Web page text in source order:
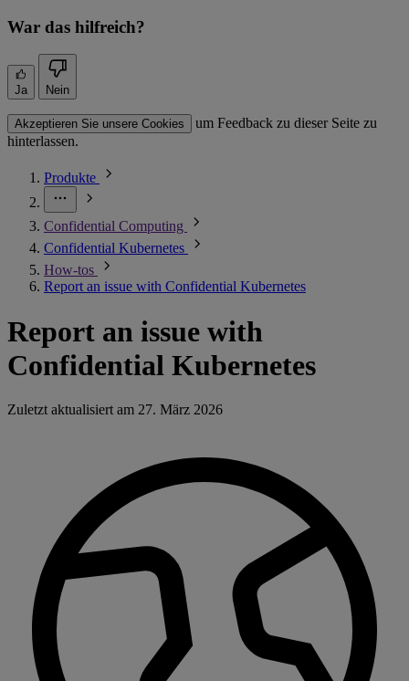
War das hilfreich?
Ja Nein
Akzeptieren Sie unsere Cookies
um Feedback zu dieser Seite zu
hinterlassen.
Produkte
Confidential Computing
Confidential Kubernetes
How-tos
Report an issue with Confidential Kubernetes
Report an issue with
Confidential Kubernetes
Zuletzt aktualisiert am 27. März 2026